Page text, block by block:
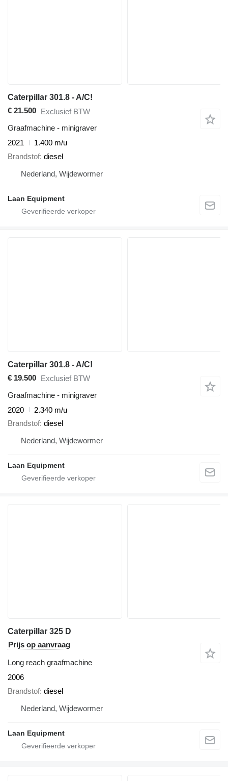
Caterpillar 301.8 - A/C!
€ 21.500 Exclusief BTW
Graafmachine - minigraver
2021
1.400 m/u
Brandstof diesel
Nederland, Wijdewormer
Laan Equipment
Caterpillar 301.8 - A/C!
€ 19.500 Exclusief BTW
Graafmachine - minigraver
2020
2.340 m/u
Brandstof diesel
Nederland, Wijdewormer
Laan Equipment
Caterpillar 325 D
Prijs op aanvraag
Long reach graafmachine
2006
Brandstof diesel
Nederland, Wijdewormer
Laan Equipment